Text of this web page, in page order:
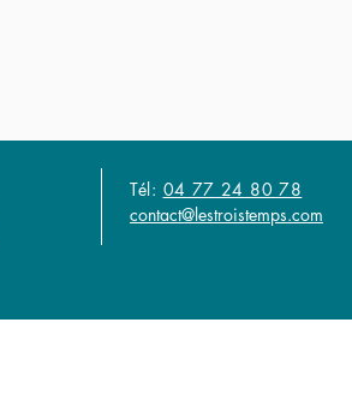
Tél: 04 77 24 80 78
contact@lestroistemps.com